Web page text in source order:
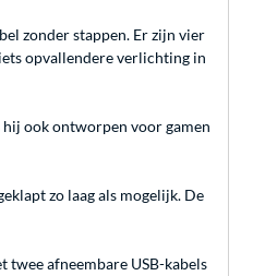
zonder stappen. Er zijn vier
opvallendere verlichting in
ook ontworpen voor gamen
zo laag als mogelijk. De
twee afneembare USB-kabels